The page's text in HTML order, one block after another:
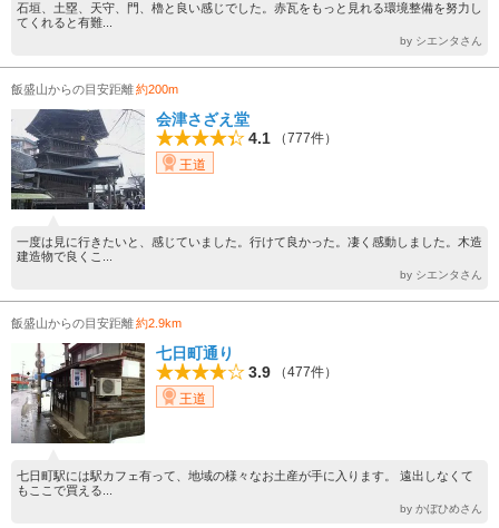
石垣、土塁、天守、門、櫓と良い感じでした。赤瓦をもっと見れる環境整備を努力し
てくれると有難...
by シエンタさん
飯盛山からの目安距離約200m
会津さざえ堂
4.1
（777件）
王道
一度は見に行きたいと、感じていました。行けて良かった。凄く感動しました。木造
建造物で良くこ...
by シエンタさん
飯盛山からの目安距離約2.9km
七日町通り
3.9
（477件）
王道
七日町駅には駅カフェ有って、地域の様々なお土産が手に入ります。 遠出しなくて
もここで買える...
by かぼひめさん